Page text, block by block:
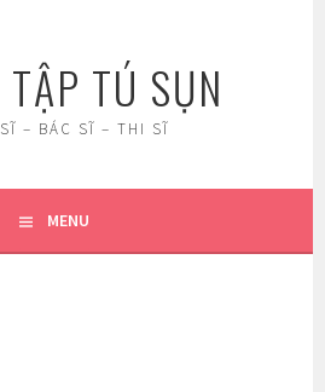
TÚ SỤN
– BÁC SĨ – THI SĨ
MENU